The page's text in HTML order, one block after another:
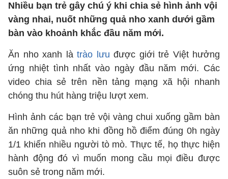
Nhiều bạn trẻ gây chú ý khi chia sẻ hình ảnh vội
vàng nhai, nuốt những quả nho xanh dưới gầm
bàn vào khoảnh khắc đầu năm mới.
Ăn nho xanh làtrào lưu được giới trẻ Việt hưởng
ứng nhiệt tình nhất vào ngày đầu năm mới. Các
video chia sẻ trên nền tảng mạng xã hội nhanh
chóng thu hút hàng triệu lượt xem.
Hình ảnh các bạn trẻ vội vàng chui xuống gầm bàn
ăn những quả nho khi đồng hồ điểm đúng 0h ngày
1/1 khiến nhiều người tò mò. Thực tế, họ thực hiện
hành động đó vì muốn mong cầu mọi điều được
suôn sẻ trong năm mới.